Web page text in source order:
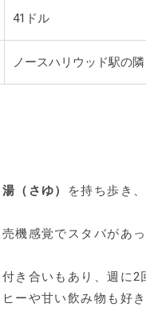
41ドル
ノースハリウッド駅の隣
（さゆ）
を持ち歩き
機感覚でスタバがあ
き合いもあり、週に
ーや甘い飲み物も好